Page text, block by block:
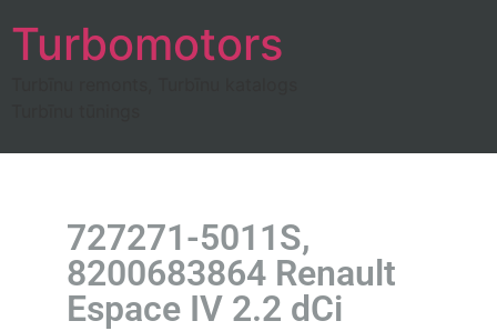
Turbomotors
727271-5011S,
8200683864 Renault
Espace IV 2.2 dCi